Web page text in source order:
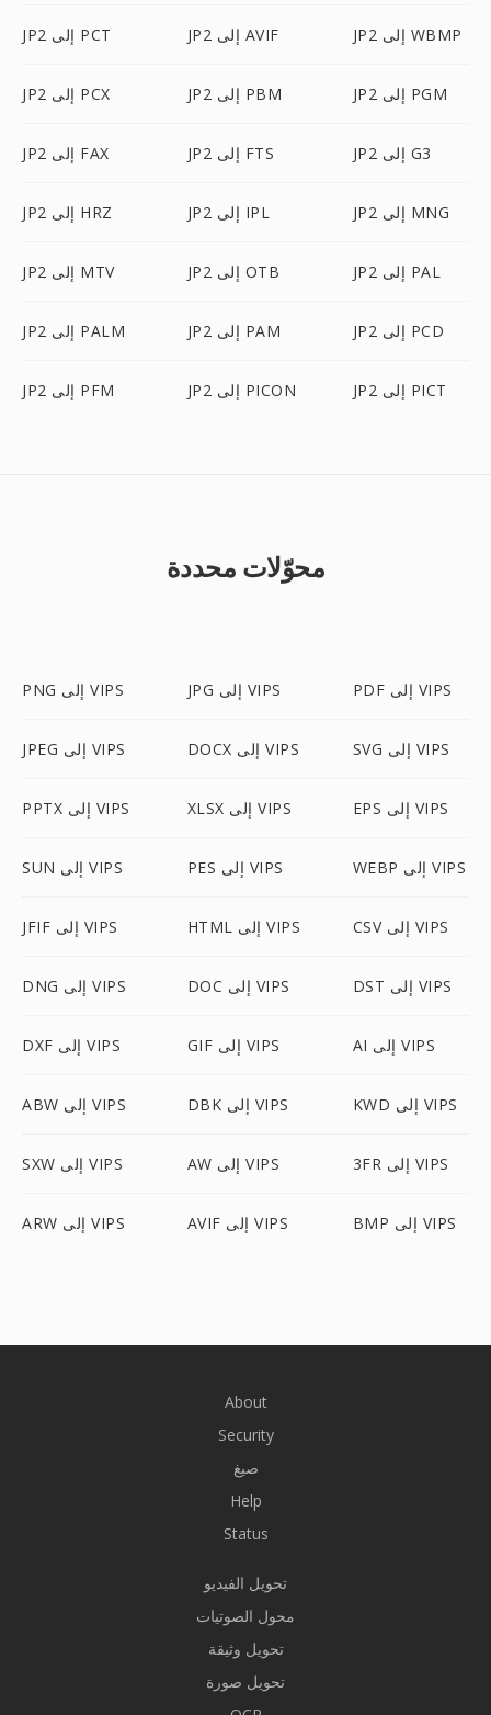
JP2 إلى PCT JP2 إلى AVIF JP2 إلى WBMP
JP2 إلى PCX JP2 إلى PBM JP2 إلى PGM
JP2 إلى FAX JP2 إلى FTS JP2 إلى G3
JP2 إلى HRZ JP2 إلى IPL JP2 إلى MNG
JP2 إلى MTV JP2 إلى OTB JP2 إلى PAL
JP2 إلى PALM JP2 إلى PAM JP2 إلى PCD
JP2 إلى PFM JP2 إلى PICON JP2 إلى PICT
محوّلات محددة
PNG إلى VIPS JPG إلى VIPS PDF إلى VIPS
JPEG إلى VIPS DOCX إلى VIPS SVG إلى VIPS
PPTX إلى VIPS XLSX إلى VIPS EPS إلى VIPS
SUN إلى VIPS PES إلى VIPS WEBP إلى VIPS
JFIF إلى VIPS HTML إلى VIPS CSV إلى VIPS
DNG إلى VIPS DOC إلى VIPS DST إلى VIPS
DXF إلى VIPS GIF إلى VIPS AI إلى VIPS
ABW إلى VIPS DBK إلى VIPS KWD إلى VIPS
SXW إلى VIPS AW إلى VIPS 3FR إلى VIPS
ARW إلى VIPS AVIF إلى VIPS BMP إلى VIPS
About
Security
صيغ
Help
Status
تحويل الفيديو
محول الصوتيات
تحويل وثيقة
تحويل صورة